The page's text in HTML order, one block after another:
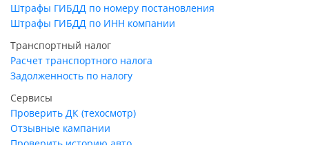
Штрафы ГИБДД по номеру постановления
Штрафы ГИБДД по ИНН компании
Транспортный налог
Расчет транспортного налога
Задолженность по налогу
Сервисы
Проверить ДК (техосмотр)
Отзывные кампании